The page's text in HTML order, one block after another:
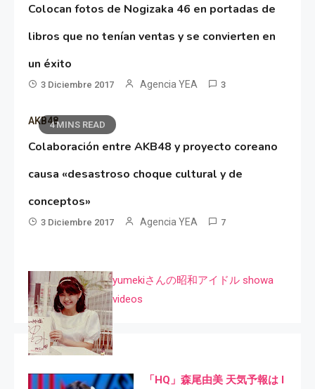
Colocan fotos de Nogizaka 46 en portadas de
libros que no tenían ventas y se convierten en
un éxito
3 Diciembre 2017 Agencia YEA 3
4 MINS READ
AKB48
Colaboración entre AKB48 y proyecto coreano
causa «desastroso choque cultural y de
conceptos»
3 Diciembre 2017 Agencia YEA 7
yumekiさんの昭和アイドル showa
videos
「HQ」森尾由美 天気予報は I